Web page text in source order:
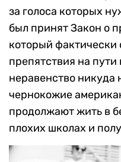
за голоса которых
был принят Закон о
который фактически
препятствия на
неравенство никуда
чернокожие
продолжают жить в
плохих школах и